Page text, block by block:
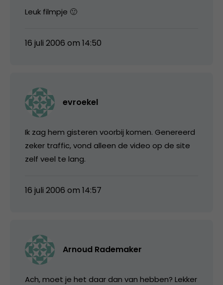
Leuk filmpje 🙂
16 juli 2006 om 14:50
evroekel
Ik zag hem gisteren voorbij komen. Genereerd
zeker traffic, vond alleen de video op de site
zelf veel te lang.
16 juli 2006 om 14:57
Arnoud Rademaker
Ach, moet je het daar dan van hebben? Lekker